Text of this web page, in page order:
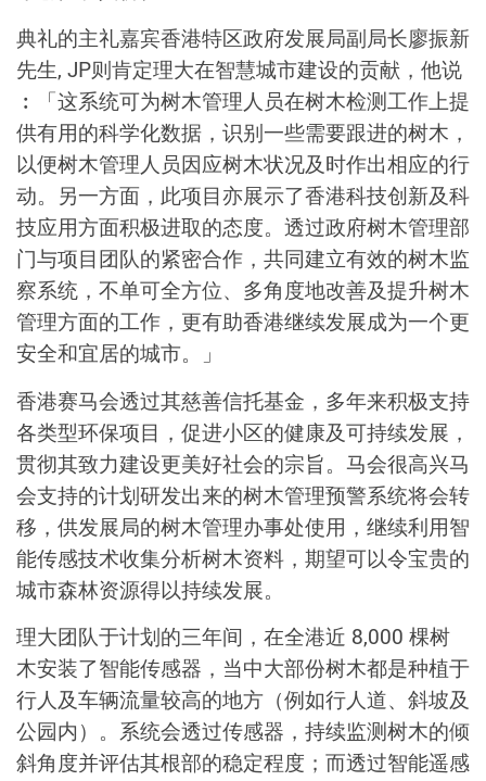
典礼的主礼嘉宾香港特区政府发展局副局长廖振新
先生, JP则肯定理大在智慧城市建设的贡献，他说
︰「这系统可为树木管理人员在树木检测工作上提
供有用的科学化数据，识别一些需要跟进的树木，
以便树木管理人员因应树木状况及时作出相应的行
动。另一方面，此项目亦展示了香港科技创新及科
技应用方面积极进取的态度。透过政府树木管理部
门与项目团队的紧密合作，共同建立有效的树木监
察系统，不单可全方位、多角度地改善及提升树木
管理方面的工作，更有助香港继续发展成为一个更
安全和宜居的城市。」
香港赛马会透过其慈善信托基金，多年来积极支持
各类型环保项目，促进小区的健康及可持续发展，
贯彻其致力建设更美好社会的宗旨。马会很高兴马
会支持的计划研发出来的树木管理预警系统将会转
移，供发展局的树木管理办事处使用，继续利用智
能传感技术收集分析树木资料，期望可以令宝贵的
城市森林资源得以持续发展。
理大团队于计划的三年间，在全港近 8,000 棵树
木安装了智能传感器，当中大部份树木都是种植于
行人及车辆流量较高的地方（例如行人道、斜坡及
公园内）。系统会透过传感器，持续监测树木的倾
斜角度并评估其根部的稳定程度；而透过智能遥感